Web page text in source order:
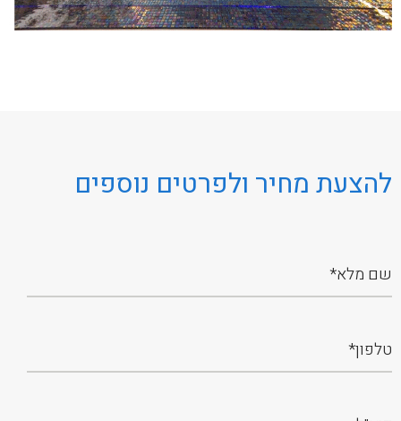
להצעת מחיר ולפרטים נוספים